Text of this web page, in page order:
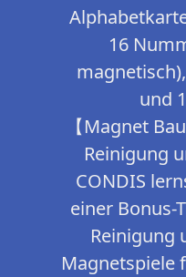
16
und
【Magnet
Reinigung
CONDIS
einer Bonus-
Reinigung
Magnetspiele